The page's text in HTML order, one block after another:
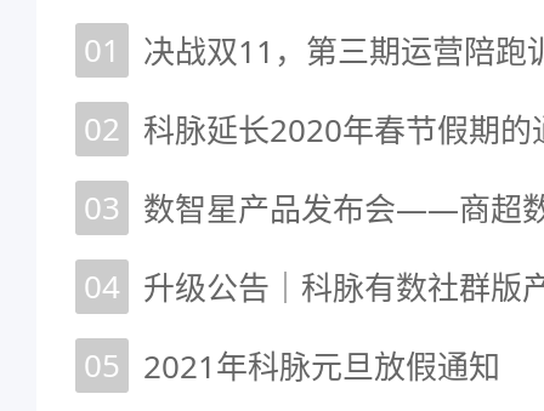
01
决战双11，第三期运营陪跑
02 科脉延长2020年春节假期的
03
04 升级公告｜科脉有数社群版
05
2021年科脉元旦放假通知